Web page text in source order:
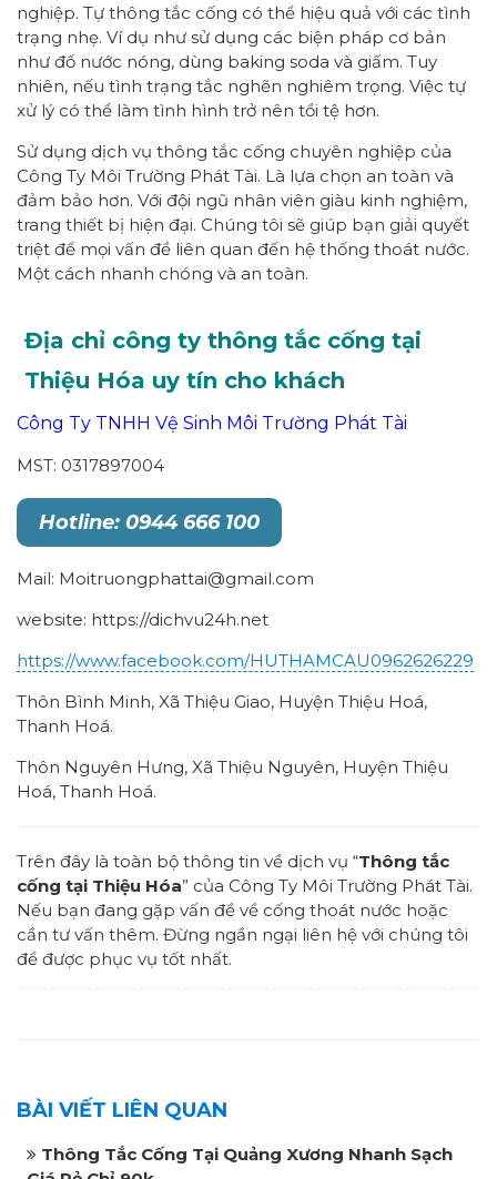
nghiệp. Tự thông tắc cống có thể hiệu quả với các tình
trạng nhẹ. Ví dụ như sử dụng các biện pháp cơ bản
như đổ nước nóng, dùng baking soda và giấm. Tuy
nhiên, nếu tình trạng tắc nghẽn nghiêm trọng. Việc tự
xử lý có thể làm tình hình trở nên tồi tệ hơn.
Sử dụng dịch vụ thông tắc cống chuyên nghiệp của
Công Ty Môi Trường Phát Tài. Là lựa chọn an toàn và
đảm bảo hơn. Với đội ngũ nhân viên giàu kinh nghiệm,
trang thiết bị hiện đại. Chúng tôi sẽ giúp bạn giải quyết
triệt để mọi vấn đề liên quan đến hệ thống thoát nước.
Một cách nhanh chóng và an toàn.
Địa chỉ công ty thông tắc cống tại
Thiệu Hóa uy tín cho khách
Công Ty TNHH Vệ Sinh Môi Trường Phát Tài
MST: 0317897004
Hotline: 0944 666 100
Mail: Moitruongphattai@gmail.com
website: https://dichvu24h.net
https://www.facebook.com/HUTHAMCAU0962626229
Thôn Bình Minh, Xã Thiệu Giao, Huyện Thiệu Hoá,
Thanh Hoá.
Thôn Nguyên Hưng, Xã Thiệu Nguyên, Huyện Thiệu
Hoá, Thanh Hoá.
Trên đây là toàn bộ thông tin về dịch vụ “Thông tắc
cống tại Thiệu Hóa” của Công Ty Môi Trường Phát Tài.
Nếu bạn đang gặp vấn đề về cống thoát nước hoặc
cần tư vấn thêm. Đừng ngần ngại liên hệ với chúng tôi
để được phục vụ tốt nhất.
BÀI VIẾT LIÊN QUAN
Thông Tắc Cống Tại Quảng Xương Nhanh Sạch